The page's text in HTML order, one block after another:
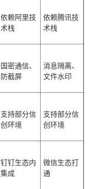
依赖阿里技
术栈
依赖腾讯技
术栈
国密通信、
防截屏
消息隔离、
文件水印
支持部分信
创环境
支持部分信
创环境
钉钉生态内
集成
微信生态打
通